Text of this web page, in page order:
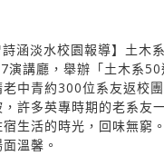
詩涵淡水校園報導】土木
演講廳，舉辦「土木系
老中青約300位系友返校
許多英專時期的老系友
生活的時光，回味無窮
溫馨。